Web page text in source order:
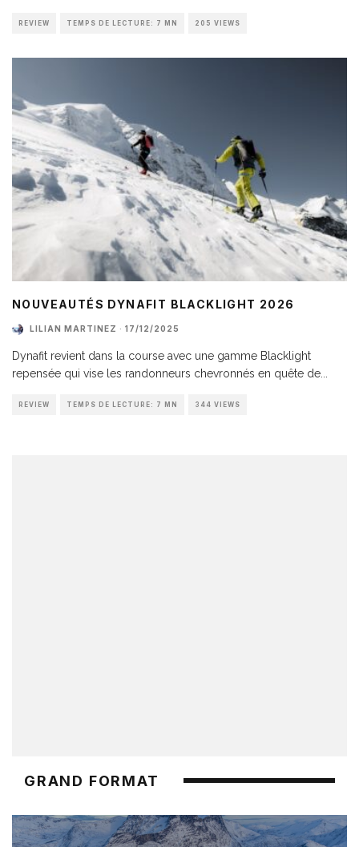
REVIEW TEMPS DE LECTURE: 7 MN 205 VIEWS
NOUVEAUTÉS DYNAFIT BLACKLIGHT 2026
LILIAN MARTINEZ · 17/12/2025
Dynafit revient dans la course avec une gamme Blacklight
repensée qui vise les randonneurs chevronnés en quête de
REVIEW TEMPS DE LECTURE: 7 MN 344 VIEWS
GRAND FORMAT